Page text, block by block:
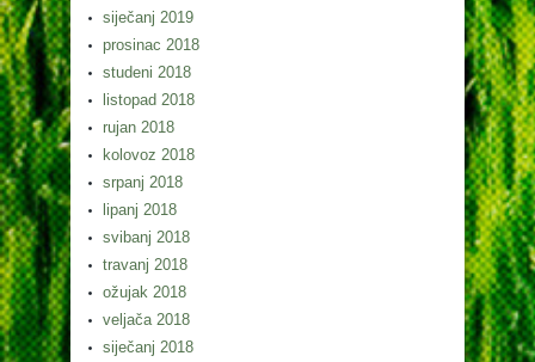
siječanj 2019
prosinac 2018
studeni 2018
listopad 2018
rujan 2018
kolovoz 2018
srpanj 2018
lipanj 2018
svibanj 2018
travanj 2018
ožujak 2018
veljača 2018
siječanj 2018